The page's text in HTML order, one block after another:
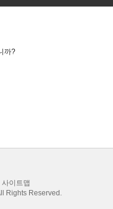
까?
사이트맵
Rights Reserved.